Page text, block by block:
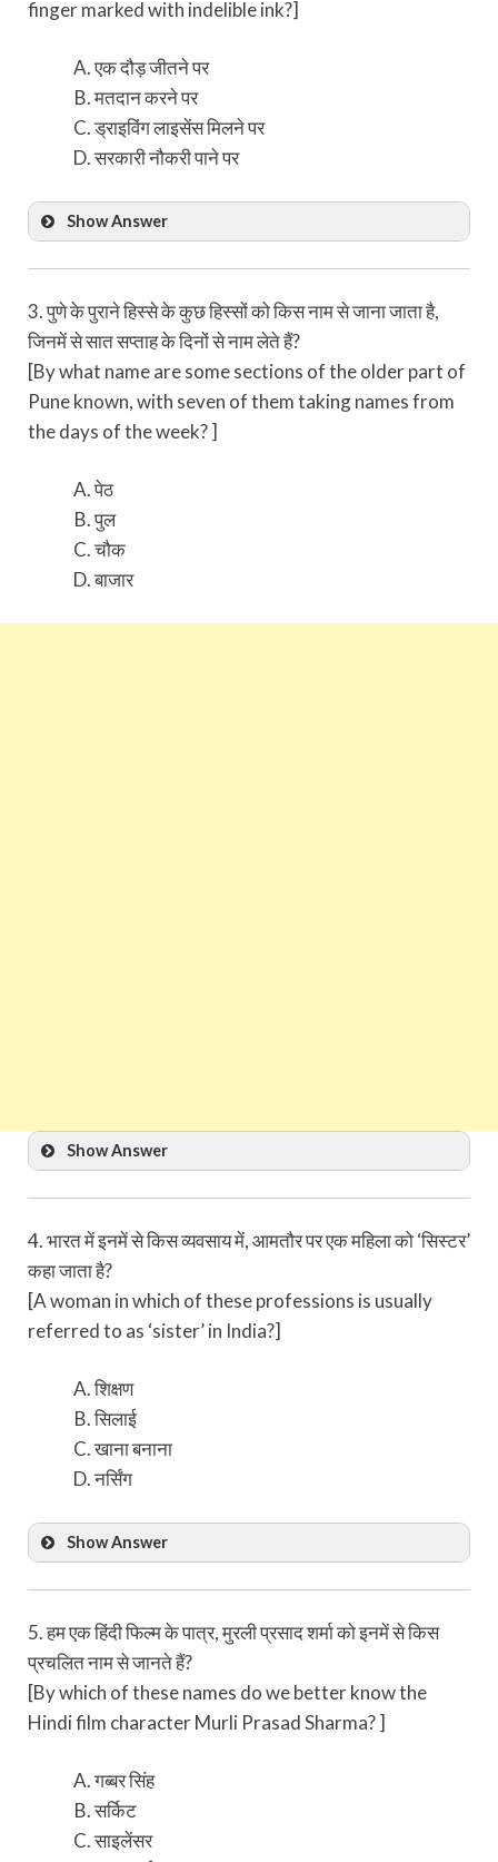
finger marked with indelible ink?]
एक दौड़ जीतने पर
मतदान करने पर
ड्राइविंग लाइसेंस मिलने पर
सरकारी नौकरी पाने पर
Show Answer
3. पुणे के पुराने हिस्से के कुछ हिस्सों को किस नाम से जाना जाता है,
जिनमें से सात सप्ताह के दिनों से नाम लेते हैं?
[By what name are some sections of the older part of
Pune known, with seven of them taking names from
the days of the week? ]
पेठ
पुल
चौक
बाजार
Show Answer
4. भारत में इनमें से किस व्यवसाय में, आमतौर पर एक महिला को ‘सिस्टर’
कहा जाता है?
[A woman in which of these professions is usually
referred to as ‘sister’ in India?]
शिक्षण
सिलाई
खाना बनाना
नर्सिंग
Show Answer
5. हम एक हिंदी फिल्म के पात्र, मुरली प्रसाद शर्मा को इनमें से किस
प्रचलित नाम से जानते हैं?
[By which of these names do we better know the
Hindi film character Murli Prasad Sharma? ]
गब्बर सिंह
सर्किट
साइलेंसर